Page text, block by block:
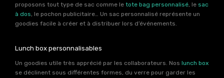
proposons tout type de sac comme le tote bag personnalisé , le sac
à dos , le pochon publicitaire… Un sac personnalisé représente un
goodies facile à créer et à distribuer lors d’événements.
Lunch box personnalisables
Un goodies utile très apprécié par les collaborateurs. Nos lunch box
se déclinent sous différentes formes, du verre pour garder les